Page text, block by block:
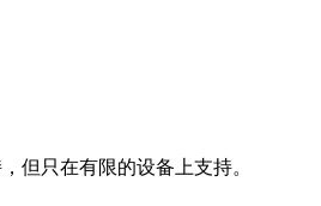
但只在有限的设备上支持。